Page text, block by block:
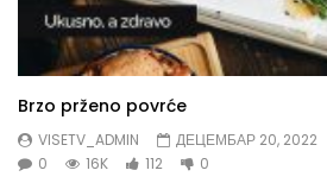
Brzo prženo povrće
VISETV_ADMIN
ДЕЦЕМБАР 20, 2022
0
16K 112 0